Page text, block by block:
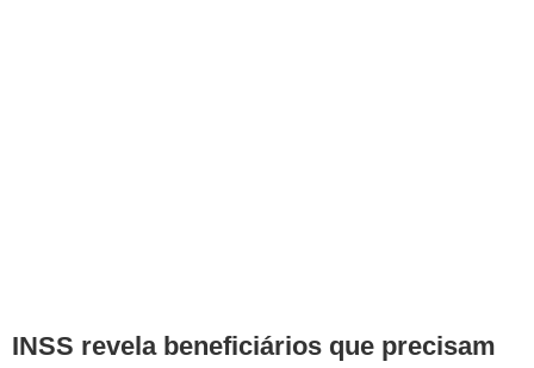
INSS revela beneficiários que precisam